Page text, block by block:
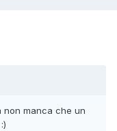
non manca che un